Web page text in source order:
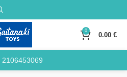
0
0.00 €
2106453069